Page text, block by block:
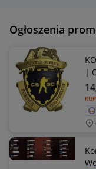
Ogłoszenia
|
14